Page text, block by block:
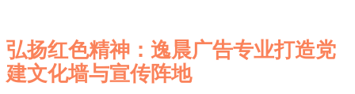
弘扬红色精神：逸晨广告专业打造党
建文化墙与宣传阵地